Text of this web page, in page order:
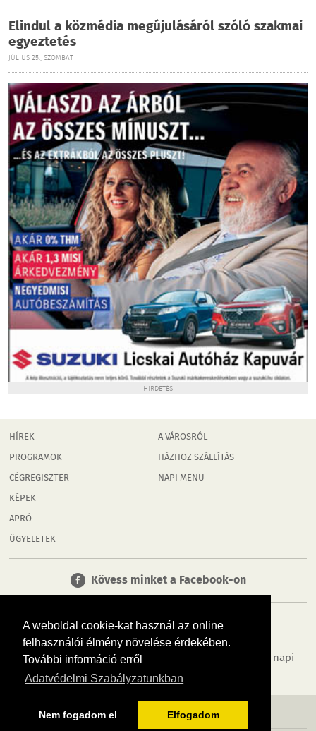
A weboldal cookie-kat használ az online
felhasználói élmény növelése érdekében.
További információ erről
Adatvédelmi Szabályzatunkban
Nem fogadom el Elfogadom
Elindul a közmédia megújulásáról szóló szakmai
egyeztetés
JÚLIUS 25., SZOMBAT
HIRDETÉS
HÍREK
PROGRAMOK
CÉGREGISZTER
KÉPEK
APRÓ
ÜGYELETEK
A VÁROSRÓL
HÁZHOZ SZÁLLÍTÁS
NAPI MENÜ
Kövess minket a Facebook-on
Tudj meg többet városodról! Hírek, programok, képek, napi
menü, cégek…. és minden, ami Rábaköz
MÉDIAAJÁNLÓ ADATVÉDELEM IMPRESSZUM RÓLUNK